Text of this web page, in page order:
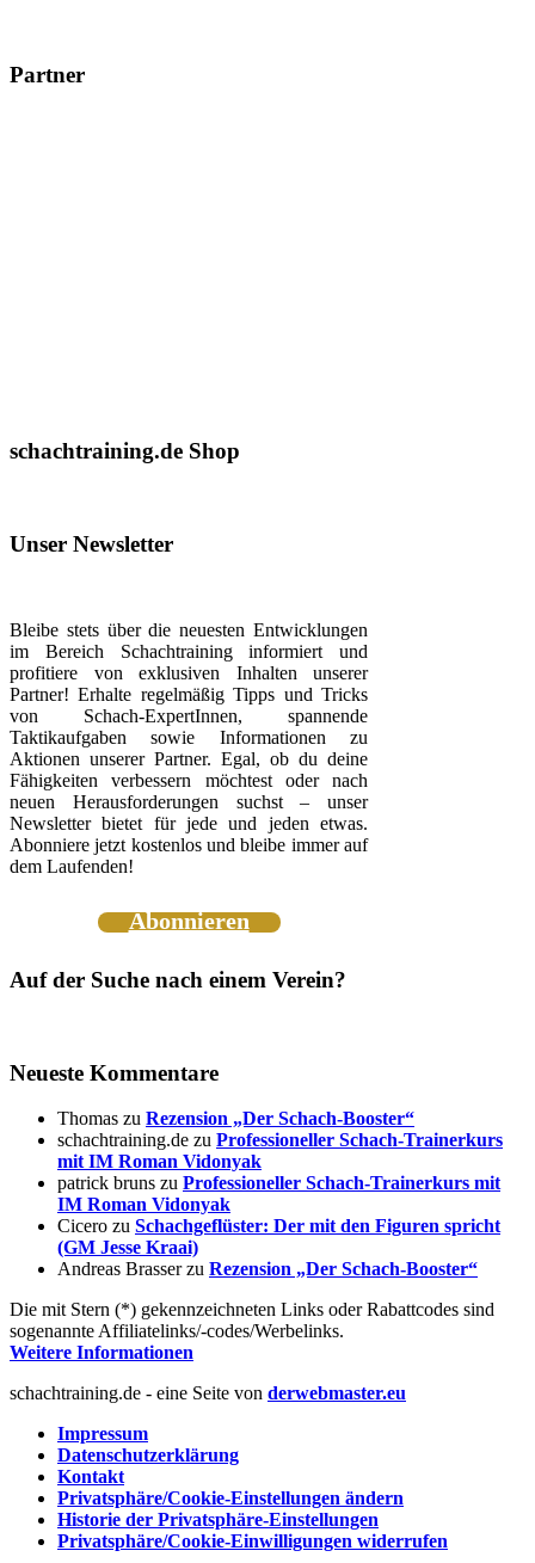
Partner
schachtraining.de Shop
Unser Newsletter
Bleibe stets über die neuesten Entwicklungen
im Bereich Schachtraining informiert und
profitiere von exklusiven Inhalten unserer
Partner! Erhalte regelmäßig Tipps und Tricks
von Schach-ExpertInnen, spannende
Taktikaufgaben sowie Informationen zu
Aktionen unserer Partner. Egal, ob du deine
Fähigkeiten verbessern möchtest oder nach
neuen Herausforderungen suchst – unser
Newsletter bietet für jede und jeden etwas.
Abonniere jetzt kostenlos und bleibe immer auf
dem Laufenden!
Abonnieren
Auf der Suche nach einem Verein?
Neueste Kommentare
Thomas zu Rezension „Der Schach-Booster“
schachtraining.de zu Professioneller Schach-Trainerkurs
mit IM Roman Vidonyak
patrick bruns zu Professioneller Schach-Trainerkurs mit
IM Roman Vidonyak
Cicero zu Schachgeflüster: Der mit den Figuren spricht
(GM Jesse Kraai)
Andreas Brasserzu Rezension „Der Schach-Booster“
Die mit Stern (*) gekennzeichneten Links oder Rabattcodes sind
sogenannte Affiliatelinks/-codes/Werbelinks.
Weitere Informationen
schachtraining.de - eine Seite von derwebmaster.eu
Impressum
Datenschutzerklärung
Kontakt
Privatsphäre/Cookie-Einstellungen ändern
Historie der Privatsphäre-Einstellungen
Privatsphäre/Cookie-Einwilligungen widerrufen